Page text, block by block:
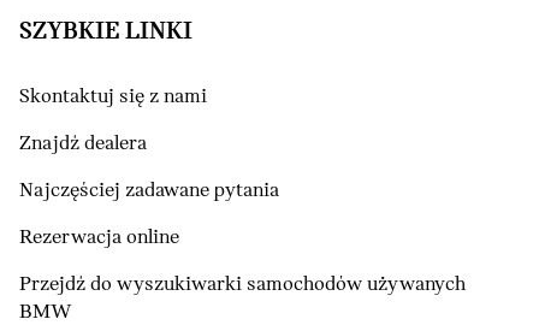
SZYBKIE LINKI
Skontaktuj się z nami
Znajdź dealera
Najczęściej zadawane pytania
Rezerwacja online
Przejdź do wyszukiwarki samochodów używanych
BMW